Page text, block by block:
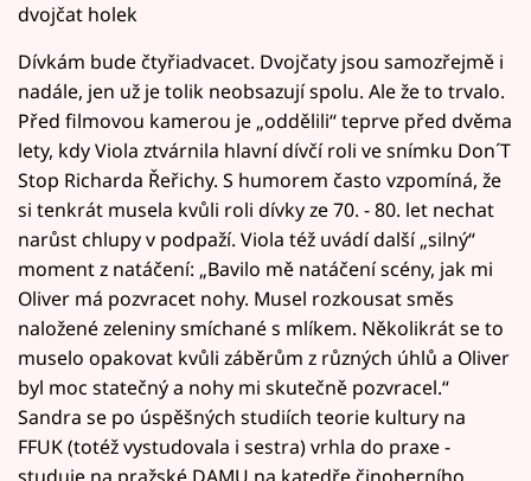
dvojčat holek
Dívkám bude čtyřiadvacet. Dvojčaty jsou samozřejmě i
nadále, jen už je tolik neobsazují spolu. Ale že to trvalo.
Před filmovou kamerou je „oddělili“ teprve před dvěma
lety, kdy Viola ztvárnila hlavní dívčí roli ve snímku Don´T
Stop Richarda Řeřichy. S humorem často vzpomíná, že
si tenkrát musela kvůli roli dívky ze 70. - 80. let nechat
narůst chlupy v podpaží. Viola též uvádí další „silný“
moment z natáčení: „Bavilo mě natáčení scény, jak mi
Oliver má pozvracet nohy. Musel rozkousat směs
naložené zeleniny smíchané s mlíkem. Několikrát se to
muselo opakovat kvůli záběrům z různých úhlů a Oliver
byl moc statečný a nohy mi skutečně pozvracel.“
Sandra se po úspěšných studiích teorie kultury na
FFUK (totéž vystudovala i sestra) vrhla do praxe -